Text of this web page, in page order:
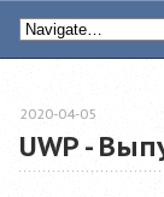
UWP -
2020-04-05